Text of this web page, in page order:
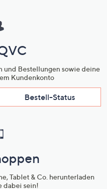
und Bestellungen sowie deine
Kundenkonto
Bestell-Status
Tablet & Co. herunterladen
dabei sein!